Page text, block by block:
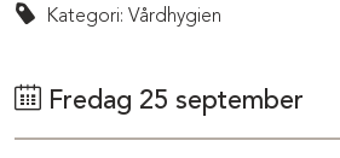
Kategori: Vårdhygien
Fredag 25 september